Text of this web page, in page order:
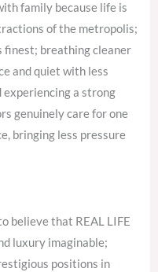
family because life is
of the metropolis;
finest; breathing cleaner
and quiet with less
experiencing a strong
genuinely care for one
bringing less pressure
believe that REAL LIFE
luxury imaginable;
positions in